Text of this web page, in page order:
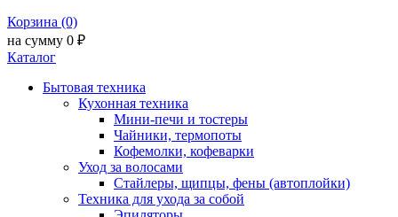
Корзина (0)
на сумму 0 ₽
Каталог
Бытовая техника
Кухонная техника
Мини-печи и тостеры
Чайники, термопоты
Кофемолки, кофеварки
Уход за волосами
Стайлеры, щипцы, фены (автоплойки)
Техника для ухода за собой